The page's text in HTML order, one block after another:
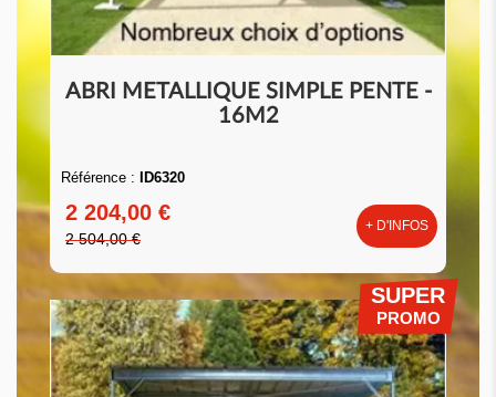
ABRI METALLIQUE SIMPLE PENTE -
16M2
Référence : ID6320
2 204,00 €
2 504,00 €
+ D'INFOS
SUPER
PROMO